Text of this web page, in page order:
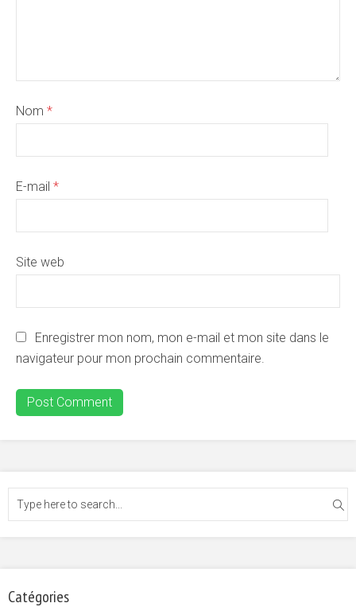
Nom *
E-mail *
Site web
Enregistrer mon nom, mon e-mail et mon site dans le
navigateur pour mon prochain commentaire.
Catégories